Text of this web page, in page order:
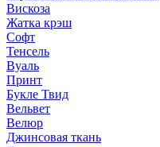
Вискоза
Жатка крэш
Софт
Тенсель
Вуаль
Принт
Букле Твид
Вельвет
Велюр
Джинсовая ткань